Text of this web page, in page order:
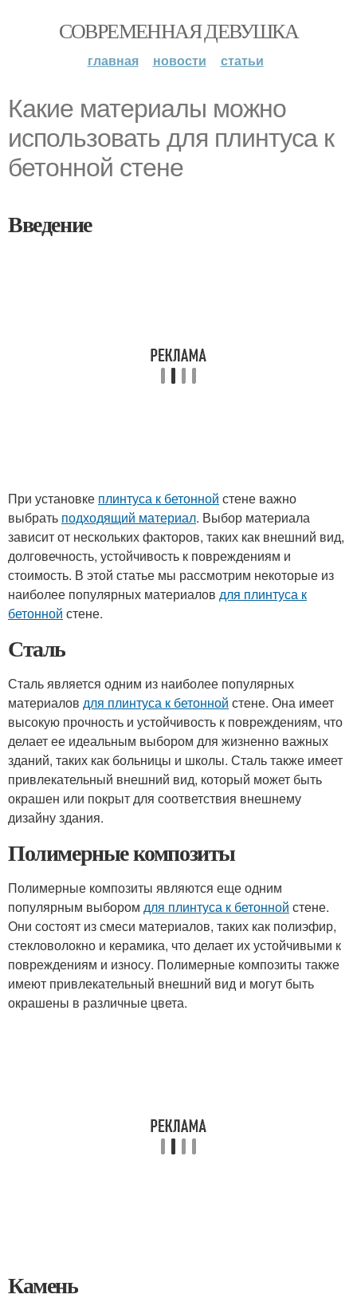
СОВРЕМЕННАЯ ДЕВУШКА
главная новости статьи
Какие материалы можно
использовать для плинтуса к
бетонной стене
Введение
При установке плинтуса к бетонной стене важно
выбрать подходящий материал. Выбор материала
зависит от нескольких факторов, таких как внешний вид,
долговечность, устойчивость к повреждениям и
стоимость. В этой статье мы рассмотрим некоторые из
наиболее популярных материалов для плинтуса к
бетонной стене.
Сталь
Сталь является одним из наиболее популярных
материалов для плинтуса к бетонной стене. Она имеет
высокую прочность и устойчивость к повреждениям, что
делает ее идеальным выбором для жизненно важных
зданий, таких как больницы и школы. Сталь также имеет
привлекательный внешний вид, который может быть
окрашен или покрыт для соответствия внешнему
дизайну здания.
Полимерные композиты
Полимерные композиты являются еще одним
популярным выбором для плинтуса к бетонной стене.
Они состоят из смеси материалов, таких как полиэфир,
стекловолокно и керамика, что делает их устойчивыми к
повреждениям и износу. Полимерные композиты также
имеют привлекательный внешний вид и могут быть
окрашены в различные цвета.
Камень